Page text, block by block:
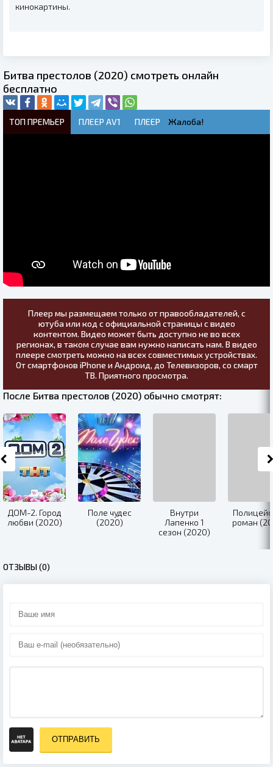
кинокартины.
Битва престолов (2020) смотреть онлайн
бесплатно
ТОП ПРЕМЬЕР ПЛЕЕР AV1 ПЛЕЕР Жалоба!
Плеер мы размещаем только от правообладателей, с
ютуба или код с официальной страницы с видео
контентом. Видео может быть доступно не во всех
регионах, в таком случае вам нужно написать нам. В видео
плеере смотреть можно на всех совместимых устройствах.
От смартфонов iPhone и Андроид, до Телевизоров, со смарт
ТВ. Приятного просмотра.
После Битва престолов (2020) обычно смотрят:
ДОМ-2. Город
любви (2020)
Поле чудес
(2020)
Внутри
Лапенко 1
сезон (2020)
роман
ОТЗЫВЫ (0)
ОТПРАВИТЬ